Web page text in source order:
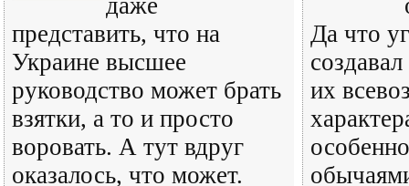
даже
представить, что на
Украине высшее
руководство может брать
взятки, а то и просто
воровать. А тут вдруг
оказалось, что может.
Да что
их